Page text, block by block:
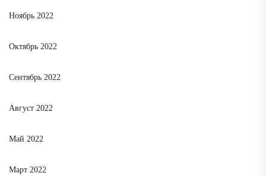
Ноябрь 2022
Октябрь 2022
Сентябрь 2022
Август 2022
Май 2022
Март 2022